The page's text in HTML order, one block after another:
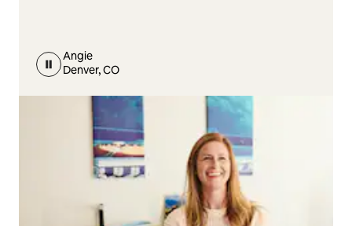
Angie
Denver, CO